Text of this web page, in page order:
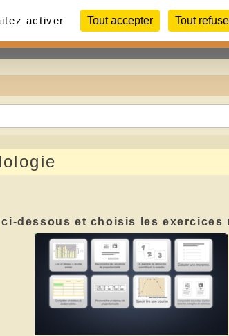
Liens Photos
dessous et choisis les exercices
activer
Tout accepter Tout